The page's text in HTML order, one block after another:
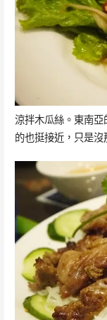
涼拌木瓜絲。東南
的也挺接近，只是沒